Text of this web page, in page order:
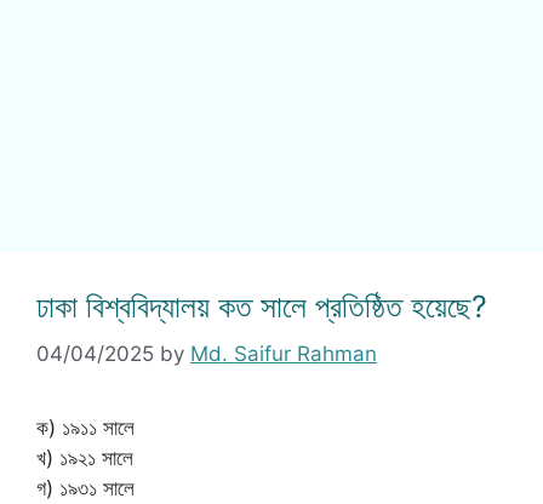
ঢাকা বিশ্ববিদ্যালয় কত সালে প্রতিষ্ঠিত হয়েছে?
04/04/2025 by Md. Saifur Rahman
ক) ১৯১১ সালে
খ) ১৯২১ সালে
গ) ১৯৩১ সালে